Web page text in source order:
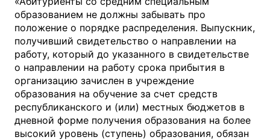
образованием не должны забывать про
положение о порядке распределения. Выпускник,
получивший свидетельство о направлении на
работу, который до указанного в свидетельстве
о направлении на работу срока прибытия в
организацию зачислен в учреждение
образования на обучение за счет средств
республиканского и (или) местных бюджетов в
дневной форме получения образования на более
высокий уровень (ступень) образования, обязан